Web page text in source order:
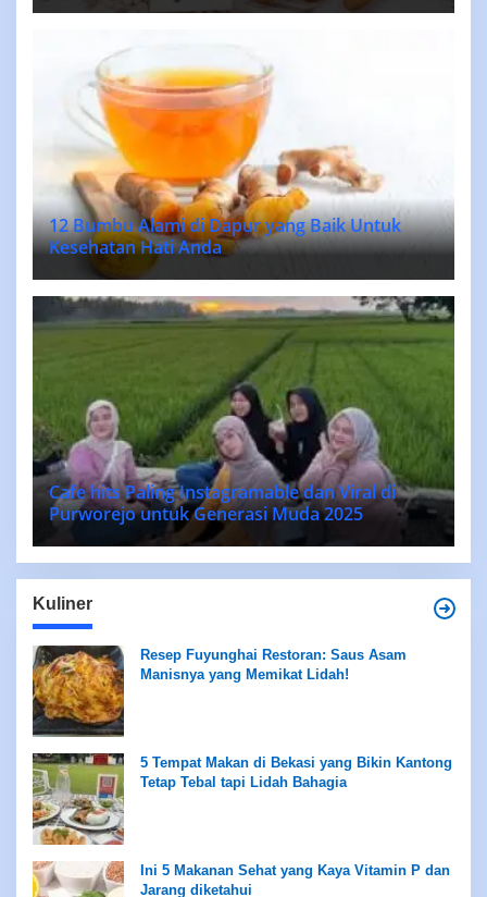
12 Bumbu Alami di Dapur yang Baik Untuk
Kesehatan Hati Anda
Cafe hits Paling Instagramable dan Viral di
Purworejo untuk Generasi Muda 2025
Kuliner
Resep Fuyunghai Restoran: Saus Asam
Manisnya yang Memikat Lidah!
5 Tempat Makan di Bekasi yang Bikin Kantong
Tetap Tebal tapi Lidah Bahagia
Ini 5 Makanan Sehat yang Kaya Vitamin P dan
Jarang diketahui